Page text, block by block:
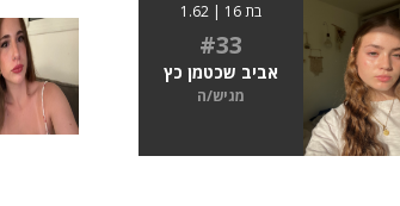
בת 16 | 1.62
#33
אביב שכטמן כץ
מגיש/ה